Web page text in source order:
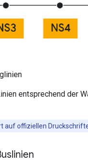
entsprechend der
auf offiziellen